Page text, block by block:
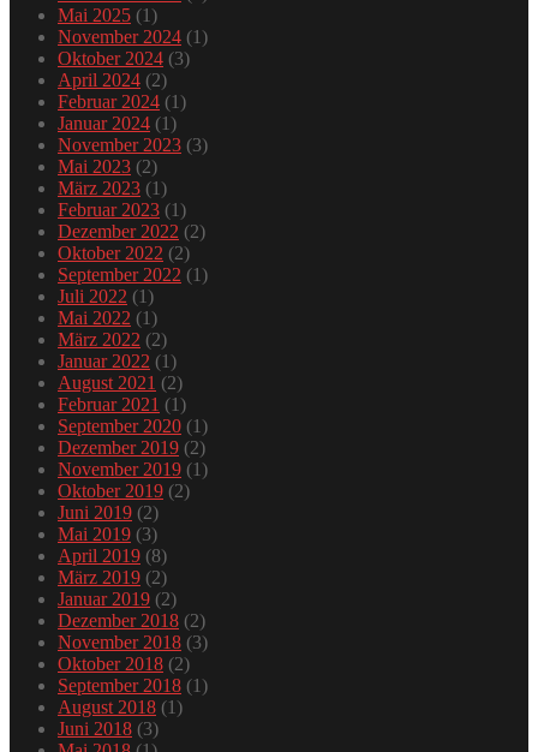
Mai 2025 (1)
November 2024 (1)
Oktober 2024 (3)
April 2024 (2)
Februar 2024 (1)
Januar 2024 (1)
November 2023 (3)
Mai 2023 (2)
März 2023 (1)
Februar 2023 (1)
Dezember 2022 (2)
Oktober 2022 (2)
September 2022 (1)
Juli 2022 (1)
Mai 2022 (1)
März 2022 (2)
Januar 2022 (1)
August 2021 (2)
Februar 2021 (1)
September 2020 (1)
Dezember 2019 (2)
November 2019 (1)
Oktober 2019 (2)
Juni 2019 (2)
Mai 2019 (3)
April 2019 (8)
März 2019 (2)
Januar 2019 (2)
Dezember 2018 (2)
November 2018 (3)
Oktober 2018 (2)
September 2018 (1)
August 2018 (1)
Juni 2018 (3)